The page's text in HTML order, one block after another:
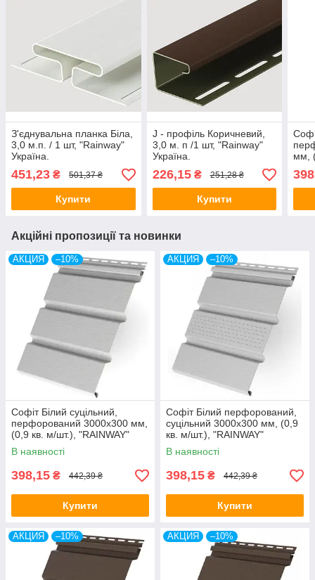
З'єднувальна планка Біла,
3,0 м.п. / 1 шт, "Rainway"
Україна.
451,23 ₴ 501,37 ₴
Купити
J - профіль Коричневий,
3,0 м. п /1 шт, "Rainway"
Україна.
226,15₴ 251,28 ₴
Купити
мм,
Акційні пропозиції та новинки
АКЦИЯ –10%
Софіт Білий суцільний,
перфорований 3000х300 мм,
(0,9 кв. м/шт.), "RAINWAY"
Україна.
В наявності
398,15 ₴ 442,39 ₴
Купити
АКЦИЯ –10%
Софіт Білий перфорований,
суцільний 3000х300 мм, (0,9
кв. м/шт.), "RAINWAY"
Україна.
В наявності
398,15 ₴ 442,39 ₴
Купити
АКЦИЯ –10% АКЦИЯ –10%